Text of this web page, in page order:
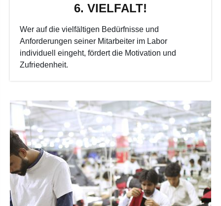
6. VIELFALT!
Wer auf die vielfältigen Bedürfnisse und
Anforderungen seiner Mitarbeiter im Labor
individuell eingeht, fördert die Motivation und
Zufriedenheit.